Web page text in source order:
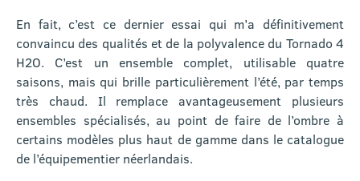
En fait, c’est ce dernier essai qui m’a définitivement
convaincu des qualités et de la polyvalence du Tornado 4
H2O. C’est un ensemble complet, utilisable quatre
saisons, mais qui brille particulièrement l’été, par temps
très chaud. Il remplace avantageusement plusieurs
ensembles spécialisés, au point de faire de l’ombre à
certains modèles plus haut de gamme dans le catalogue
de l’équipementier néerlandais.